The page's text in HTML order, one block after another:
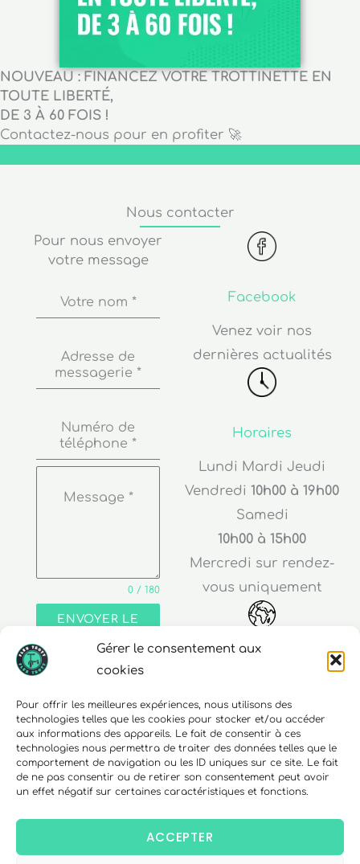
Gérer le consentement aux
cookies
Pour offrir les meilleures expériences, nous utilisons des
technologies telles que les cookies pour stocker et/ou accéder
aux informations des appareils. Le fait de consentir à ces
technologies nous permettra de traiter des données telles que le
comportement de navigation ou les ID uniques sur ce site. Le fait
de ne pas consentir ou de retirer son consentement peut avoir
un effet négatif sur certaines caractéristiques et fonctions.
ACCEPTER
NOUVEAU : FINANCEZ VOTRE TROTTINETTE EN
TOUTE LIBERTÉ,
DE 3 À 60 FOIS !
Contactez-nous pour en profiter 🚀
Nous contacter
Pour nous envoyer
votre message
Votre nom *
Adresse de
messagerie *
Numéro de
téléphone *
Message *
0 / 180
ENVOYER LE
Facebook
Venez voir nos
dernières actualités
Horaires
Lundi Mardi Jeudi
Vendredi 10h00 à 19h00
Samedi
10h00 à 15h00
Mercredi sur rendez-
vous uniquement
30 rue Edouard Richard
68000 Colmar
Téléphone